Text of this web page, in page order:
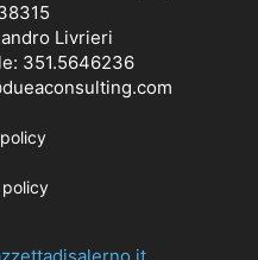
Livrieri
351.5646236
policy